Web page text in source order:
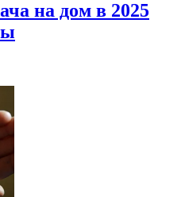
на дом в 2025